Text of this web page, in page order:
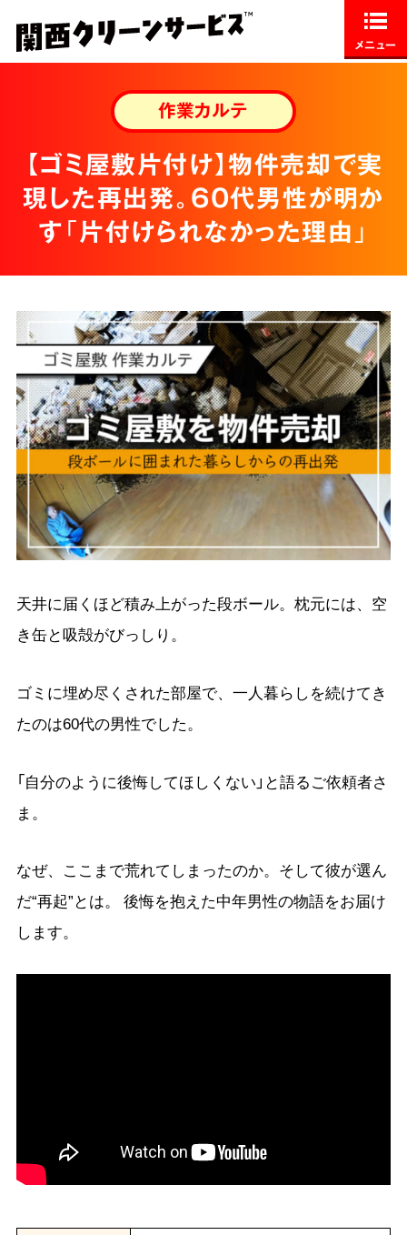
メニュー
【ゴミ屋敷片付け】物件売却で実
現した再出発。60代男性が明か
す「片付けられなかった理由」
作業カルテ
天井に届くほど積み上がった段ボール。枕元には、空
き缶と吸殻がびっしり。
ゴミに埋め尽くされた部屋で、一人暮らしを続けてき
たのは60代の男性でした。
「自分のように後悔してほしくない」と語るご依頼者さ
ま。
なぜ、ここまで荒れてしまったのか。そして彼が選ん
だ“再起”とは。 後悔を抱えた中年男性の物語をお届け
します。